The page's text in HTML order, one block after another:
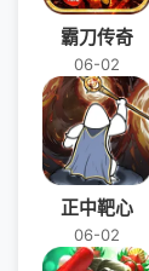
霸刀传奇
06-02
正中靶心
06-02